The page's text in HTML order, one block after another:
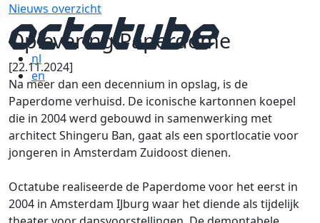
nl
en
Nieuws overzicht
Oplevering Paperdome
[22.11.2024]
Na meer dan een decennium in opslag, is de
Paperdome verhuisd. De iconische kartonnen koepel
die in 2004 werd gebouwd in samenwerking met
architect Shingeru Ban, gaat als een sportlocatie voor
jongeren in Amsterdam Zuidoost dienen.
Octatube realiseerde de Paperdome voor het eerst in
2004 in Amsterdam IJburg waar het diende als tijdelijk